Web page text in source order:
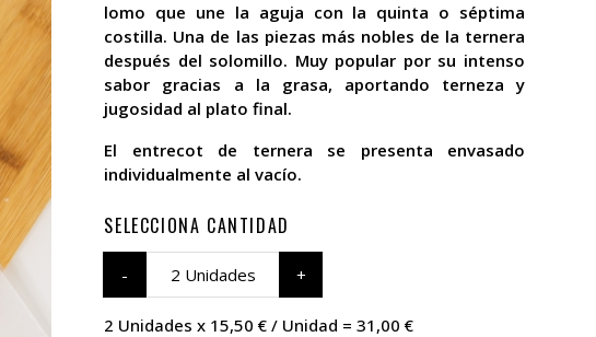
lomo que une la aguja con la quinta o séptima
costilla. Una de las piezas más nobles de la ternera
después del solomillo. Muy popular por su intenso
sabor gracias a la grasa, aportando terneza y
jugosidad al plato final.
El entrecot de ternera se presenta envasado
individualmente al vacío.
SELECCIONA CANTIDAD
2 Unidades
2 Unidades x 15,50 € / Unidad = 31,00 €